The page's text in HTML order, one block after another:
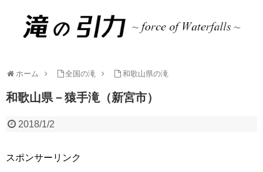
ホーム 全国の滝 和歌山県の滝
和歌山県－猿手滝（新宮市）
2018/1/2
スポンサーリンク